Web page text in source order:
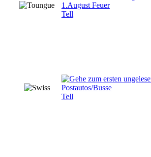
1.August Feuer
Tell
Postautos/Busse
Tell